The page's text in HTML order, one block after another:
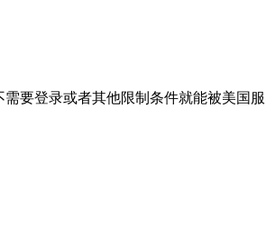
要登录或者其他限制条件就能被美国服